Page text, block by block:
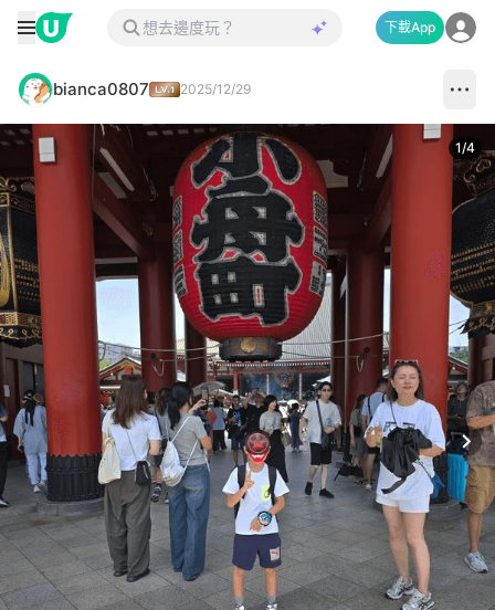
下載App
bianca0807 2025/12/29
1/4